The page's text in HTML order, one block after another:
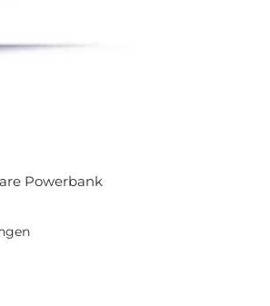
Powerbank